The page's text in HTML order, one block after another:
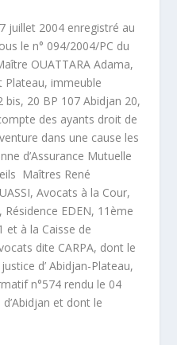
juillet 2004 enregistré au
le n° 094/2004/PC du
OUATTARA Adama,
Plateau, immeuble
bis, 20 BP 107 Abidjan 20,
des ayants droit de
dans une cause les
d’Assurance Mutuelle
Maîtres René
Avocats à la Cour,
EDEN, 11ème
et à la Caisse de
dite CARPA, dont le
d’ Abidjan-Plateau,
n°574 rendu le 04
et dont le